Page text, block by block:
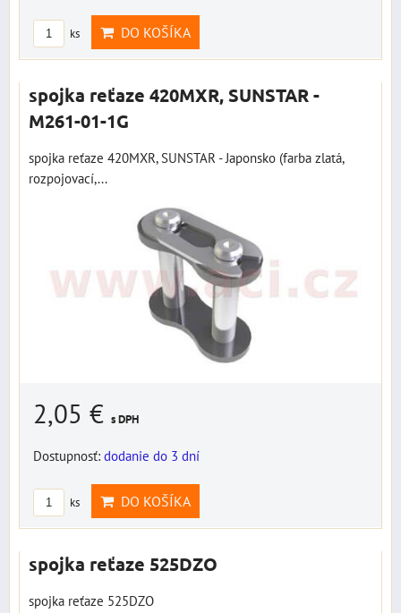
ks DO KOŠÍKA
spojka reťaze 420MXR, SUNSTAR -
M261-01-1G
spojka reťaze 420MXR, SUNSTAR - Japonsko (farba zlatá,
rozpojovací,...
2,05 € s DPH
Dostupnosť: dodanie do 3 dní
ks DO KOŠÍKA
spojka reťaze 525DZO
spojka reťaze 525DZO